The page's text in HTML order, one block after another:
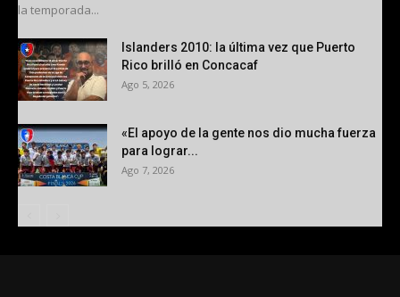
la temporada...
Islanders 2010: la última vez que Puerto
Rico brilló en Concacaf
Ago 5, 2026
«El apoyo de la gente nos dio mucha fuerza
para lograr...
Ago 7, 2026